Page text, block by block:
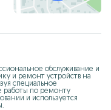
обслуживание и
и ремонт устройств на
специальное
работы по ремонту
и используется